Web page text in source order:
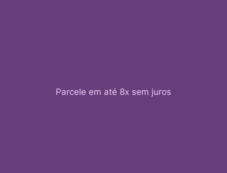
Parcele em até 8x sem juros